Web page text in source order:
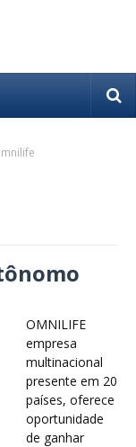
OMNILIFE
empresa
multinacional
presente em 20
países, oferece
oportunidade
de ganhar